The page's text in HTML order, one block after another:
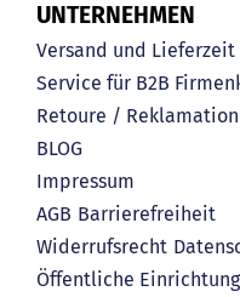
UNTERNEHMEN
Versand und Lieferzeit
Service für B2B
Retoure /
BLOG
Impressum
AGB Barrierefreiheit
Widerrufsrecht
Öffentliche